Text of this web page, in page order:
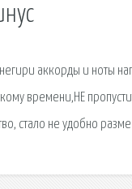
аккорды и ноты
времени,НЕ
стало не удобно